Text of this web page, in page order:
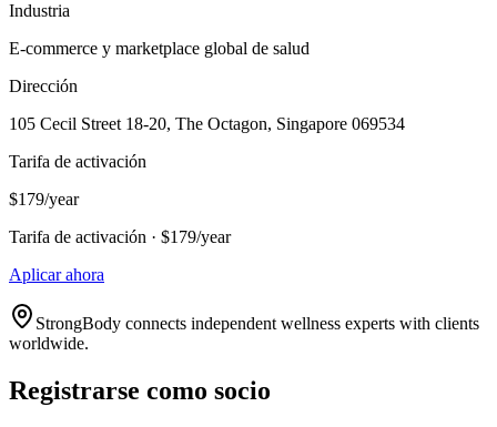
Industria
E-commerce y marketplace global de salud
Dirección
105 Cecil Street 18-20, The Octagon, Singapore 069534
Tarifa de activación
$179/year
Tarifa de activación · $179/year
Aplicar ahora
StrongBody connects independent wellness experts with clients
worldwide.
Registrarse como socio